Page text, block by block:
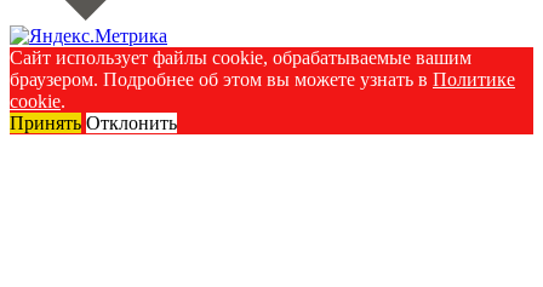
Сайт использует файлы cookie, обрабатываемые вашим
браузером. Подробнее об этом вы можете узнать в Политике
cookie.
Принять Отклонить